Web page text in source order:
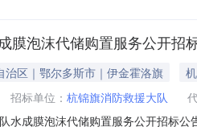
膜泡沫代储购置服务公开招
治区｜鄂尔多斯市｜伊金霍洛旗
招标单位： 杭锦旗消防救援大队
水成膜泡沫代储购置服务公开招标